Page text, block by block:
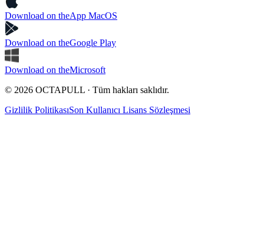
Download on theApp MacOS
Download on theGoogle Play
Download on theMicrosoft
© 2026 OCTAPULL · Tüm hakları saklıdır.
Gizlilik PolitikasıSon Kullanıcı Lisans Sözleşmesi